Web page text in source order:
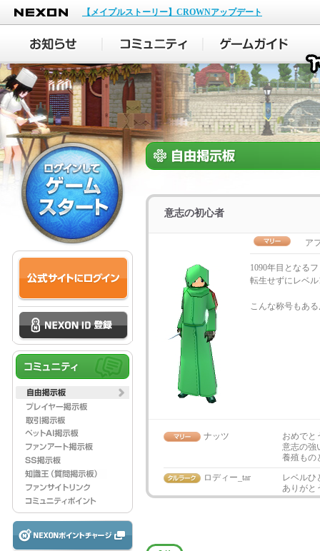
NEXON
【メイプルストーリー】CROWNアップデート
意志の初心者
ア
1090年目となる
転生せずにレベ
こんな称号もあ
ナッツ
おめでと
意志の強
養殖もの
ロディー_tar
レベルひ
ありがと